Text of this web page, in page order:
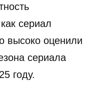
сериал
высоко оценили
сериала
году.